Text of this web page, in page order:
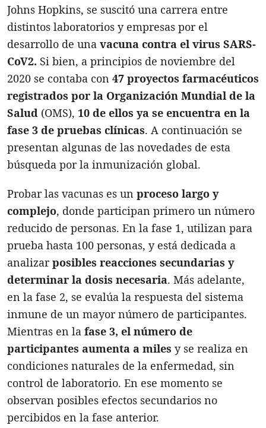
Johns Hopkins, se suscitó una carrera entre
distintos laboratorios y empresas por el
desarrollo de una vacuna contra el virus SARS-
CoV2. Si bien, a principios de noviembre del
2020 se contaba con 47 proyectos farmacéuticos
registrados por la Organización Mundial de la
Salud (OMS), 10 de ellos ya se encuentra en la
fase 3 de pruebas clínicas. A continuación se
presentan algunas de las novedades de esta
búsqueda por la inmunización global.
Probar las vacunas es un proceso largo y
complejo, donde participan primero un número
reducido de personas. En la fase 1, utilizan para
prueba hasta 100 personas, y está dedicada a
analizarposibles reacciones secundarias y
determinar la dosis necesaria. Más adelante,
en la fase 2, se evalúa la respuesta del sistema
inmune de un mayor número de participantes.
Mientras en la fase 3, el número de
participantes aumenta a miles y se realiza en
condiciones naturales de la enfermedad, sin
control de laboratorio. En ese momento se
observan posibles efectos secundarios no
percibidos en la fase anterior.